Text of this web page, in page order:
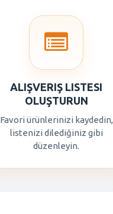
ALIŞVERIŞ LISTESI
OLUŞTURUN
Favori ürünlerinizi kaydedin,
listenizi dilediğiniz gibi
düzenleyin.